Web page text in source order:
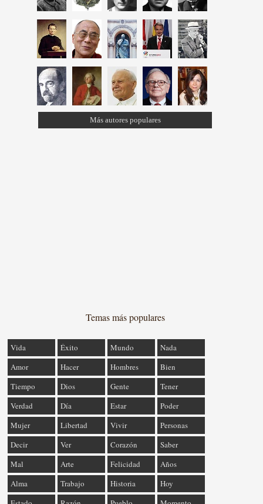
Más autores populares
Temas más populares
Vida Éxito Mundo
Nada
Amor
Hacer Hombres
Bien
Tiempo
Dios Gente
Tener
Verdad
Día Estar
Poder
Mujer
Libertad Vivir
Personas
Decir
Ver Corazón
Saber
Mal
Arte Felicidad
Años
Alma
Trabajo Historia
Hoy